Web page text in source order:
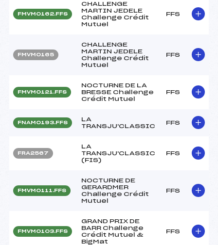
FMVM0162.FFS
CHALLENGE
MARTIN JEDELE
Challenge Crédit
Mutuel
FFS
FMVM0165
CHALLENGE
MARTIN JEDELE
Challenge Crédit
Mutuel
FFS
FMVM0121.FFS
NOCTURNE DE LA
BRESSE Challenge
Crédit Mutuel
FFS
FNAM0193.FFS
LA
TRANSJU'CLASSIC
FFS
FRA2567
LA
TRANSJU'CLASSIC
(FIS)
FFS
FMVM0111.FFS
NOCTURNE DE
GERARDMER
Challenge Crédit
Mutuel
FFS
FMVM0103.FFS
GRAND PRIX DE
BARR Challenge
Crédit Mutuel &
BigMat
FFS